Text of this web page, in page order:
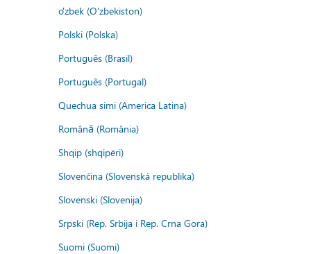
o'zbek (O'zbekiston)
Polski (Polska)
Português (Brasil)
Português (Portugal)
Quechua simi (America Latina)
Română (România)
Shqip (shqipëri)
Slovenčina (Slovenská republika)
Slovenski (Slovenija)
Srpski (Rep. Srbija i Rep. Crna Gora)
Suomi (Suomi)